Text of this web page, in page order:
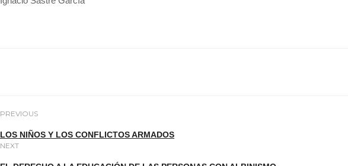
PREVIOUS
LOS NIÑOS Y LOS CONFLICTOS ARMADOS
NEXT